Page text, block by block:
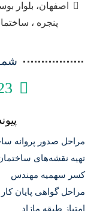
اصفهان، بلوار
پنجره ،
مراحل صدور پروانه
تهیه نقشه‌های
کسر سهمیه مهندس
مراحل گواهی پایان کار
امتیاز طبقه مازاد